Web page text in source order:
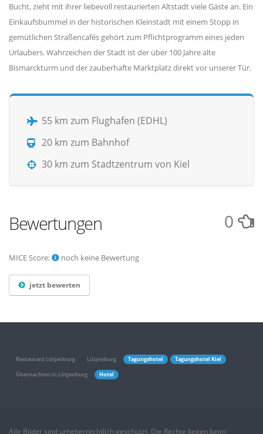
Bucht, zieht mit ihrer liebevoll restaurierten Altstadt viele Gäste an. Ein
Einkaufsbummel in der historischen Kleinstadt mit einem Stopp in
gemütlichen Straßencafés gehört zum Pflichtprogramm eines jeden
Urlaubers. Wahrzeichen der Stadt ist der über 100 Jahre alte
Bismarckturm und der zauberhafte Marktplatz direkt vor unserer Tür.
55 km zum Flughafen (EDHL)
20 km zum Bahnhof
30 km zum Stadtzentrum von Kiel
Bewertungen 0
MICE Score: noch keine Bewertung
jetzt bewerten
Restaurant Lütjenburg Lütjenburg Tagungshotel Tagungshotel Kiel
Übernachten in Lütjenburg Hotel
Alle Bilder sind urheberrechtlich geschützt. Die Rechte liegen beim